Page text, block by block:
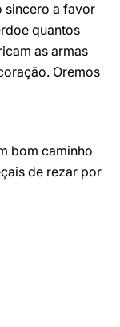
sincero a favor
quantos
as armas
Oremos
bom caminho
de rezar por